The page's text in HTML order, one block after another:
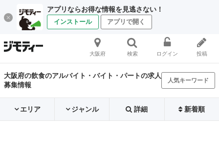
アプリならお得な情報を見逃さない！
インストール アプリで開く
大阪府 検索 ログイン 投稿
大阪府の飲食のアルバイト・バイト・パートの求人
募集情報
人気キーワード
エリア ジャンル 詳細 新着順